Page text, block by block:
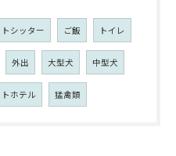
シッター ご飯 トイレ
外出 大型犬 中型犬
トホテル 猛禽類